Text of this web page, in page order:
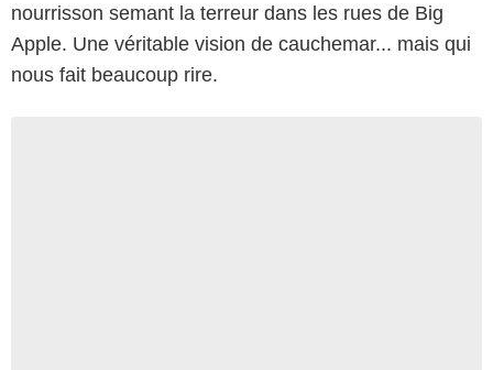
nourrisson semant la terreur dans les rues de Big
Apple. Une véritable vision de cauchemar... mais qui
nous fait beaucoup rire.